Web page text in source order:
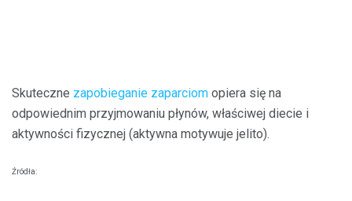
Skuteczne zapobieganie zaparciom opiera się na
odpowiednim przyjmowaniu płynów, właściwej diecie i
aktywności fizycznej (aktywna motywuje jelito).
Źródła: